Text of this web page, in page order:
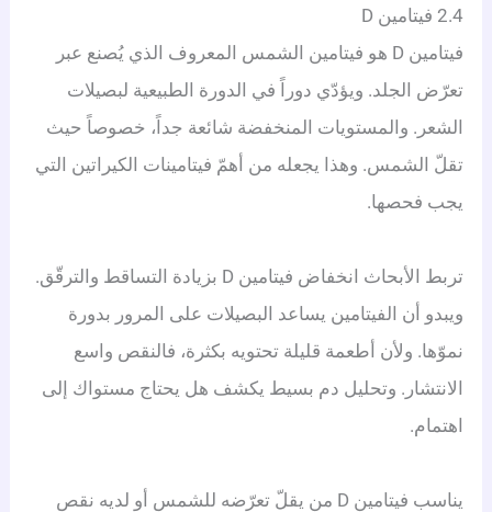
2.4 فيتامين D
فيتامين D هو فيتامين الشمس المعروف الذي يُصنع عبر
تعرّض الجلد. ويؤدّي دوراً في الدورة الطبيعية لبصيلات
الشعر. والمستويات المنخفضة شائعة جداً، خصوصاً حيث
تقلّ الشمس. وهذا يجعله من أهمّ فيتامينات الكيراتين التي
يجب فحصها.
تربط الأبحاث انخفاض فيتامين D بزيادة التساقط والترقّق.
ويبدو أن الفيتامين يساعد البصيلات على المرور بدورة
نموّها. ولأن أطعمة قليلة تحتويه بكثرة، فالنقص واسع
الانتشار. وتحليل دم بسيط يكشف هل يحتاج مستواك إلى
اهتمام.
يناسب فيتامين D من يقلّ تعرّضه للشمس أو لديه نقص